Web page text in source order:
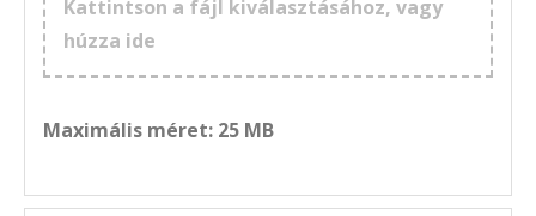
Kattintson a fájl kiválasztásához, vagy
húzza ide
Maximális méret: 25 MB